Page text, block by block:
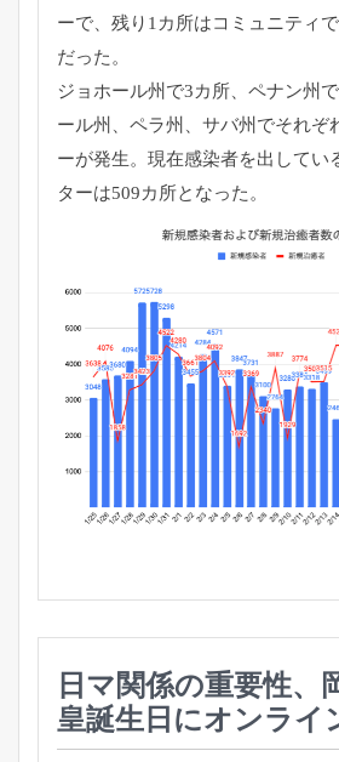
ーで、 残り1カ所はコミュニティ
だった。
ジョホール州で3カ所、ペナン州
ール州、 ペラ州、サバ州でそれぞ
ーが発生。 現在感染者を出してい
ターは509カ所となった 。
日マ関係の重要性、
皇誕生日にオンライ